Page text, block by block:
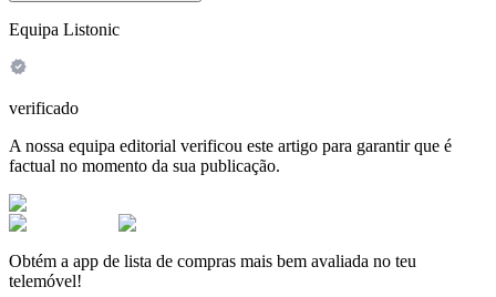
Equipa Listonic
verificado
A nossa equipa editorial verificou este artigo para garantir que é
factual no momento da sua publicação.
Obtém a app de lista de compras mais bem avaliada no teu
telemóvel!